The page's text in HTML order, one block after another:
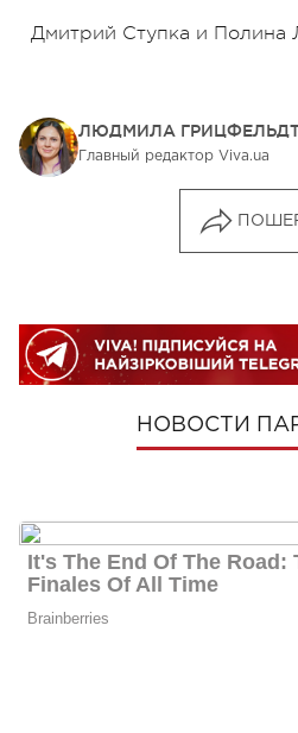
Дмитрий Ступка и Полина
ЛЮДМИЛА
Главный редактор Viva.ua
НОВОСТИ